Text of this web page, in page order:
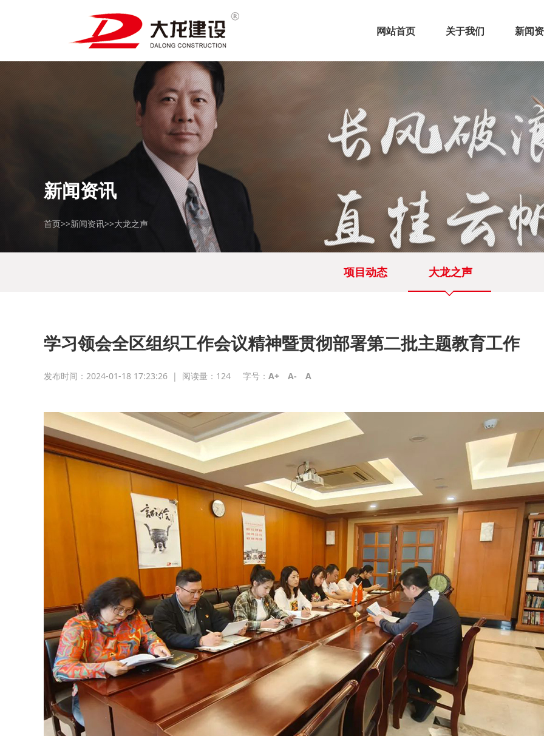
网站首页 关于我们 新闻
新闻资讯
首页>>新闻资讯>>大龙之声
项目动态 大龙之声
学习领会全区组织工作会议精神暨贯彻部署第二批主题教育工作
发布时间：2024-01-18 17:23:26 | 阅读量： 124 字号： A+ A- A